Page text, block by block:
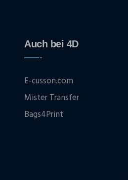
Auch bei 4D
E-cusson.com
Mister Transfer
Bags4Print